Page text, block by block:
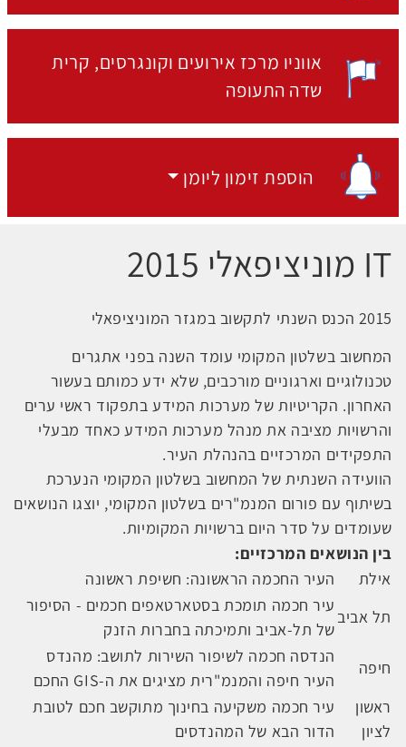
מקום האירוע:
אווניו מרכז אירועים וקונגרסים קרית
שדה התעופה
הוספת זימון ליומן
הוספת זימון ליומן
IT מוניציפאלי 2015
2015 הכנס השנתי לתקשוב במגזר המוניציפאלי
המחשוב בשלטון המקומי עומד השנה בפני אתגרים
טכנולוגיים וארגוניים מורכבים, שלא ידע כמותם בעשור
האחרון. הקריטיות של מערכות המידע בתפקוד ראשי ערים
והרשויות מציבה את מנהל מערכות המידע כאחד מבעלי
התפקידים המרכזיים בהנהלת העיר.
הוועידה השנתית של המחשוב בשלטון המקומי הנערכת
בשיתוף עם פורום המנמ"רים בשלטון המקומי, יוצגו הנושאים
שעומדים על סדר היום ברשויות המקומיות.
בין הנושאים המרכזיים:
אילת
העיר החכמה הראשונה: חשיפת ראשונה
תל אביב
עיר חכמה תומכת בסטארטאפים חכמים - הסיפור
של תל-אביב ותמיכתה בחברות הזנק
חיפה
הנדסה חכמה לשיפור השירות לתושב: מהנדס
העיר חיפה והמנמ"רית מציגים את ה-GIS החכם
ראשון
לציון
עיר חכמה משקיעה בחינוך מתוקשב חכם לטובת
הדור הבא של המהנדסים